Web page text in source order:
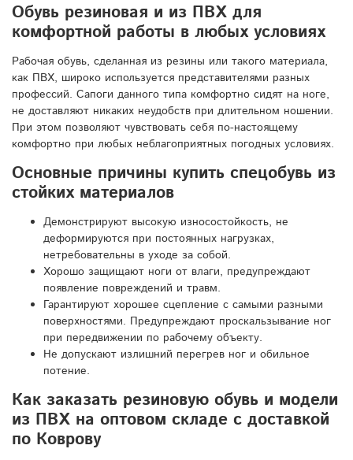
Обувь резиновая и из ПВХ для
комфортной работы в любых условиях
Рабочая обувь, сделанная из резины или такого материала,
как ПВХ, широко используется представителями разных
профессий. Сапоги данного типа комфортно сидят на ноге,
не доставляют никаких неудобств при длительном ношении.
При этом позволяют чувствовать себя по-настоящему
комфортно при любых неблагоприятных погодных условиях.
Основные причины купить спецобувь из
стойких материалов
Демонстрируют высокую износостойкость, не
деформируются при постоянных нагрузках,
нетребовательны в уходе за собой.
Хорошо защищают ноги от влаги, предупреждают
появление повреждений и травм.
Гарантируют хорошее сцепление с самыми разными
поверхностями. Предупреждают проскальзывание ног
при передвижении по рабочему объекту.
Не допускают излишний перегрев ног и обильное
потение.
Как заказать резиновую обувь и модели
из ПВХ на оптовом складе с доставкой
по Коврову